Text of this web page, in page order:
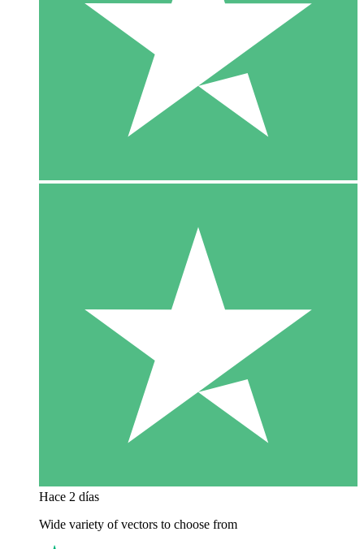
Hace 2 días
Wide variety of vectors to choose from